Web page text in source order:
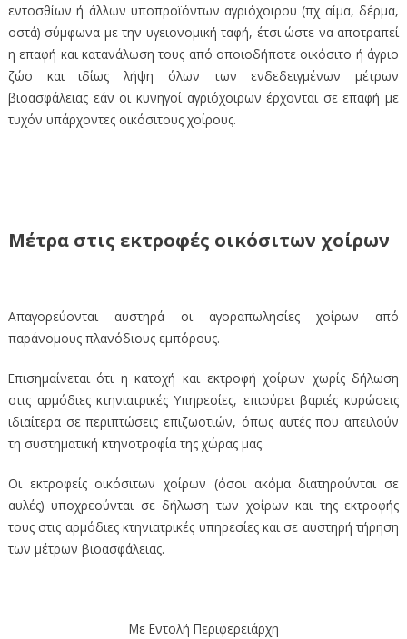
εντοσθίων ή άλλων υποπροϊόντων αγριόχοιρου (πχ αίμα, δέρμα,
οστά) σύμφωνα με την υγειονομική ταφή, έτσι ώστε να αποτραπεί
η επαφή και κατανάλωση τους από οποιοδήποτε οικόσιτο ή άγριο
ζώο και ιδίως λήψη όλων των ενδεδειγμένων μέτρων
βιοασφάλειας εάν οι κυνηγοί αγριόχοιρων έρχονται σε επαφή με
τυχόν υπάρχοντες οικόσιτους χοίρους.
Μέτρα στις εκτροφές οικόσιτων χοίρων
Απαγορεύονται αυστηρά οι αγοραπωλησίες χοίρων από
παράνομους πλανόδιους εμπόρους.
Επισημαίνεται ότι η κατοχή και εκτροφή χοίρων χωρίς δήλωση
στις αρμόδιες κτηνιατρικές Υπηρεσίες, επισύρει βαριές κυρώσεις
ιδιαίτερα σε περιπτώσεις επιζωοτιών, όπως αυτές που απειλούν
τη συστηματική κτηνοτροφία της χώρας μας.
Οι εκτροφείς οικόσιτων χοίρων (όσοι ακόμα διατηρούνται σε
αυλές) υποχρεούνται σε δήλωση των χοίρων και της εκτροφής
τους στις αρμόδιες κτηνιατρικές υπηρεσίες και σε αυστηρή τήρηση
των μέτρων βιοασφάλειας.
Με Εντολή Περιφερειάρχη